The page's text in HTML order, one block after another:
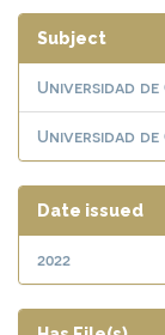
Subject
Universidad
Universidad
Date issued
2022